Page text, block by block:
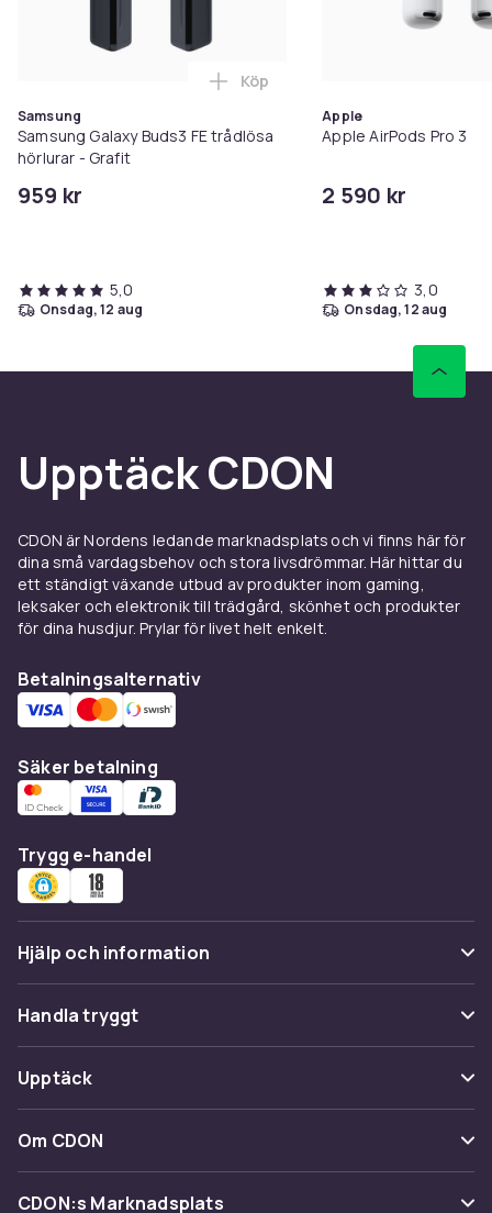
Samsung
Samsung Galaxy Buds3 FE trådlösa
hörlurar - Grafit
959 kr
Lägg till Samsung Galaxy
Köp
5,0
onsdag, 12 aug
Apple
Apple AirPods Pro 3
2 590 kr
3,0
onsdag, 12 aug
Upptäck CDON
CDON är Nordens ledande marknadsplats och vi finns här för
dina små vardagsbehov och stora livsdrömmar. Här hittar du
ett ständigt växande utbud av produkter inom gaming,
leksaker och elektronik till trädgård, skönhet och produkter
för dina husdjur. Prylar för livet helt enkelt.
Betalningsalternativ
Säker betalning
Trygg e-handel
Hjälp och information
Vanliga frågor
Spåra paket
Ångra & Returnera här
Kundservice
Handla tryggt
Betalning
Leverans
Återkallelser
Upptäck
Kategorier
Varumärken
Om CDON
Om oss
CDON:s Marknadsplats